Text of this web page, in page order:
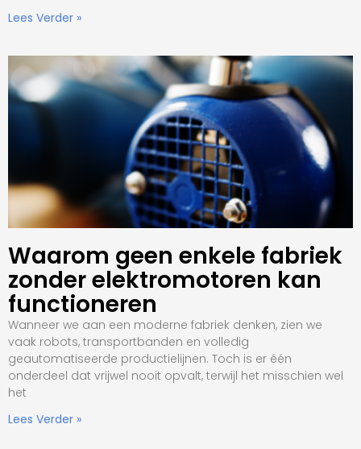
Lees Verder »
Waarom geen enkele fabriek
zonder elektromotoren kan
functioneren
Wanneer we aan een moderne fabriek denken, zien we
vaak robots, transportbanden en volledig
geautomatiseerde productielijnen. Toch is er één
onderdeel dat vrijwel nooit opvalt, terwijl het misschien wel
het
Lees Verder »